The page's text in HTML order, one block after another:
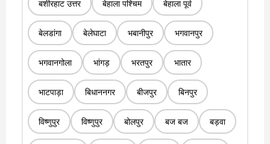
बशीरहाट उत्तर बेहाला पश्चिम बेहाला पूर्व
बेलडांगा बेलेघाटा भबानीपुर भगवानपुर
भगवानगोला भांगड़ भरतपुर भातार
भाटपाड़ा बिधाननगर बीजपुर बिनपुर
विष्णुपुर विष्णुपुर बोलपुर बज बज बड़वा